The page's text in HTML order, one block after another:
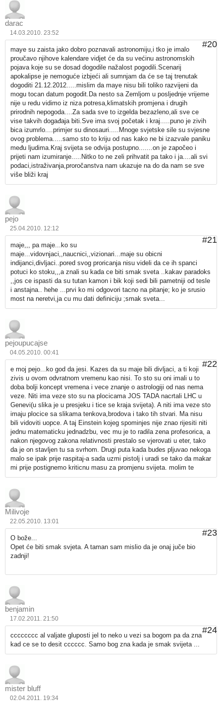
darac
14.03.2010. 23:52
#20
maye su zaista jako dobro poznavali astronomiju,i tko je imalo
proučavo njihove kalendare vidjet će da su većinu astronomskih
pojava koje su se dosad dogodile nažalost pogodili.Scenarij
apokalipse je nemoguće izbjeći ali sumnjam da će se taj trenutak
dogoditi 21.12.2012.....mislim da maye nisu bili toliko razvijeni da
mogu tocan datum pogodit.Da nesto sa Zemljom u posljednje vrijeme
nije u redu vidimo iz niza potresa,klimatskih promjena i drugih
prirodnih nepogoda....Za sada sve to izgelda bezazleno,ali sve ce
vise takvih događaja biti.Sve ima svoj početak i kraj.....puno je zivih
bica izumrlo....primjer su dinosauri.....Mnoge svjetske sile su svjesne
ovog problema.....samo sto to kriju od nas kako ne bi izazvale paniku
među ljudima.Kraj svijeta se odvija postupno.......on je započeo i
prijeti nam izumiranje.....Nitko to ne zeli prihvatit pa tako i ja....ali svi
podaci,istraživanja,proročanstva nam ukazuje na do da nam se sve
više bliži kraj
pejo
25.04.2010. 12:12
#21
maje,,, pa maje...ko su
maje...vidovnjaci,,naucnici,,vizionari...maje su obicni
indijanci,divljaci..pored svog proricanja nisu videli da ce ih spanci
potuci ko stoku,,,a znali su kada ce biti smak sveta ..kakav paradoks
,,jos ce ispasti da su tutan kamon i bik koji sedi bili pametniji od tesle
i anstajna.. hehe ...prvi ko mi odgovori tacno na pitanje; ko je srusio
most na neretvi,ja cu mu dati definiciju ;smak sveta...
pejoupucajse
04.05.2010. 00:41
#22
e moj pejo...ko god da jesi. Kazes da su maje bili divljaci, a ti koji
zivis u ovom odvratnom vremenu kao nisi. To sto su oni imali u to
doba bolji koncept vremena i vece znanje o astrologiji od nas nema
veze. Niti ima veze sto su na plocicama JOS TADA nacrtali LHC u
Genevi(u slika je u presjeku i tice se kraja svijeta). A niti ima veze sto
imaju plocice sa slikama tenkova,brodova i tako tih stvari. Ma nisu
bili vidoviti uopce. A taj Einstein kojeg spominjes nije znao rijesiti niti
jednu matematicku jednadzbu, vec mu je to radila zena profesorica, a
nakon njegovog zakona relativnosti prestalo se vjerovati u eter, tako
da je on stavljen tu sa svrhom. Drugi puta kada budes pljuvao nekoga
malo se ipak prije raspitaj-a sada uzmi pistolj i uradi se tako da makar
mi prije postignemo kriticnu masu za promjenu svijeta. molim te
Milivoje
22.05.2010. 13:01
#23
O bože...
Opet će biti smak svjeta. A taman sam mislio da je onaj juče bio
zadnji!
benjamin
17.02.2011. 21:50
#24
cccccccc al valjate gluposti jel to neko u vezi sa bogom pa da zna
kad ce se to desit cccccc. Samo bog zna kada je smak svijeta ...
mister bluff
02.04.2011. 19:34